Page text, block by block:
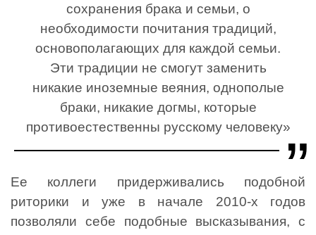
сохранения брака и семьи, о
необходимости почитания традиций,
основополагающих для каждой семьи.
Эти традиции не смогут заменить
никакие иноземные веяния, однополые
браки, никакие догмы, которые
противоестественны русскому человеку»
Ее коллеги придерживались подобной
риторики и уже в начале 2010-х годов
позволяли себе подобные высказывания, с